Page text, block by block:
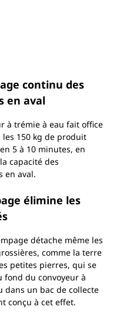
continu des
en aval
à trémie à eau fait office
les 150 kg de produit
5 à 10 minutes, en
capacité des
en aval.
élimine les
détache même les
comme la terre
petites pierres, qui se
fond du convoyeur à
dans un bac de collecte
conçu à cet effet.